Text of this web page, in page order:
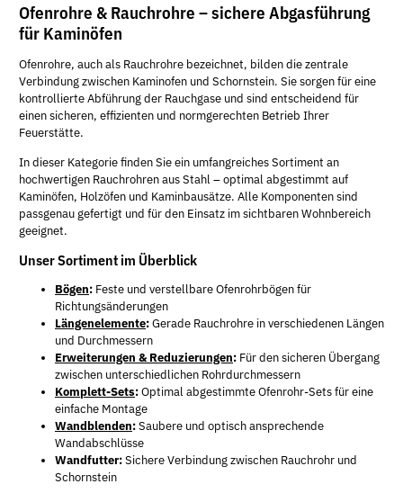
Ofenrohre & Rauchrohre – sichere Abgasführung
für Kaminöfen
Ofenrohre, auch als Rauchrohre bezeichnet, bilden die zentrale
Verbindung zwischen Kaminofen und Schornstein. Sie sorgen für eine
kontrollierte Abführung der Rauchgase und sind entscheidend für
einen sicheren, effizienten und normgerechten Betrieb Ihrer
Feuerstätte.
In dieser Kategorie finden Sie ein umfangreiches Sortiment an
hochwertigen Rauchrohren aus Stahl – optimal abgestimmt auf
Kaminöfen, Holzöfen und Kaminbausätze. Alle Komponenten sind
passgenau gefertigt und für den Einsatz im sichtbaren Wohnbereich
geeignet.
Unser Sortiment im Überblick
Bögen: Feste und verstellbare Ofenrohrbögen für
Richtungsänderungen
Längenelemente:Gerade Rauchrohre in verschiedenen Längen
und Durchmessern
Erweiterungen & Reduzierungen: Für den sicheren Übergang
zwischen unterschiedlichen Rohrdurchmessern
Komplett-Sets:Optimal abgestimmte Ofenrohr-Sets für eine
einfache Montage
Wandblenden:Saubere und optisch ansprechende
Wandabschlüsse
Wandfutter:Sichere Verbindung zwischen Rauchrohr und
Schornstein